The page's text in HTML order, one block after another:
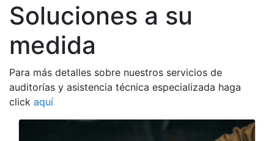
Soluciones a su
medida
Para más detalles sobre nuestros servicios de
auditorías y asistencia técnica especializada haga
click aquí